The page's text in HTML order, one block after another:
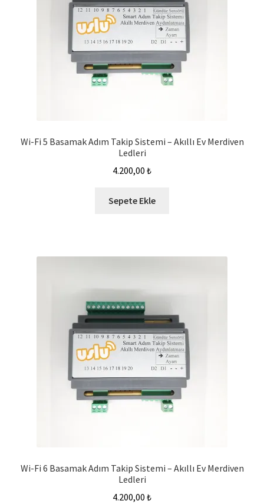
Wi-Fi 5 Basamak Adım Takip Sistemi – Akıllı Ev Merdiven
Ledleri
4.200,00 ₺
Sepete Ekle
Wi-Fi 6 Basamak Adım Takip Sistemi – Akıllı Ev Merdiven
Ledleri
4.200,00 ₺